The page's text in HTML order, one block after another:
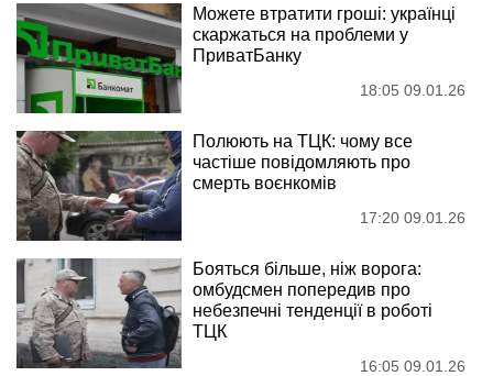
Можете втратити гроші: українці
скаржаться на проблеми у
ПриватБанку
18:05 09.01.26
Полюють на ТЦК: чому все
частіше повідомляють про
смерть воєнкомів
17:20 09.01.26
Бояться більше, ніж ворога:
омбудсмен попередив про
небезпечні тенденції в роботі
ТЦК
16:05 09.01.26